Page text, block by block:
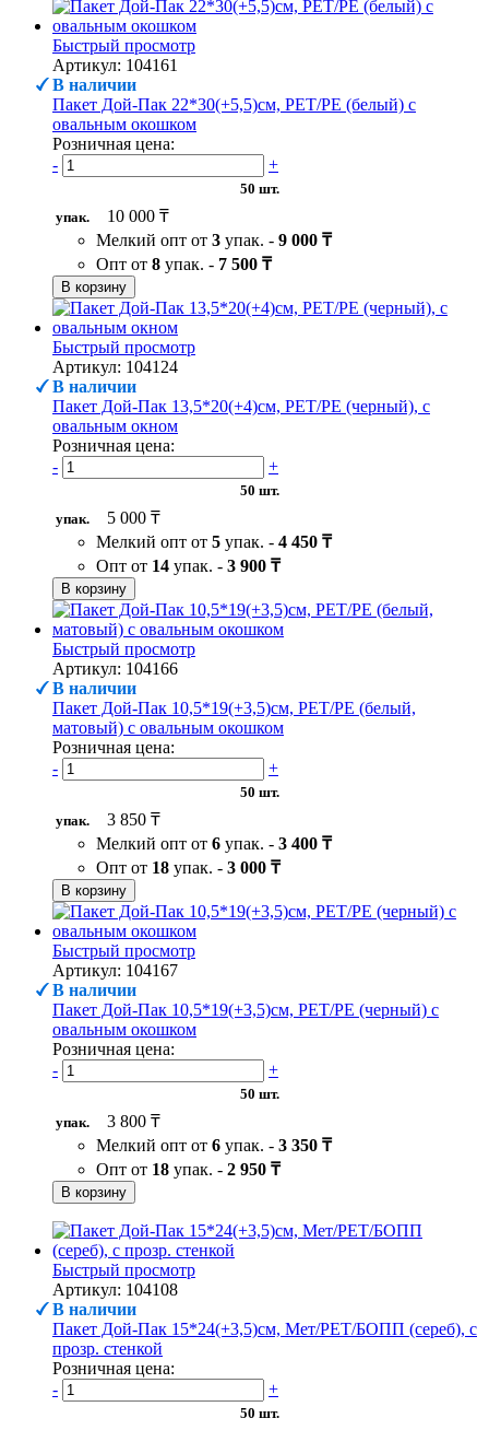
Быстрый просмотр
Артикул: 104161
В наличии
Пакет Дой-Пак 22*30(+5,5)см, PET/PE (белый) с
овальным окошком
Розничная цена:
-
+
50 шт.
упак.
10 000 ₸
Мелкий опт от 3 упак. - 9 000 ₸
Опт от 8 упак. - 7 500 ₸
В корзину
Быстрый просмотр
Артикул: 104124
В наличии
Пакет Дой-Пак 13,5*20(+4)см, PET/PE (черный), с
овальным окном
Розничная цена:
-
+
50 шт.
упак.
5 000 ₸
Мелкий опт от 5 упак. - 4 450 ₸
Опт от 14 упак. - 3 900 ₸
В корзину
Быстрый просмотр
Артикул: 104166
В наличии
Пакет Дой-Пак 10,5*19(+3,5)см, PET/PE (белый,
матовый) с овальным окошком
Розничная цена:
-
+
50 шт.
упак.
3 850 ₸
Мелкий опт от 6 упак. - 3 400 ₸
Опт от 18 упак. - 3 000 ₸
В корзину
Быстрый просмотр
Артикул: 104167
В наличии
Пакет Дой-Пак 10,5*19(+3,5)см, PET/PE (черный) с
овальным окошком
Розничная цена:
-
+
50 шт.
упак.
3 800 ₸
Мелкий опт от 6 упак. - 3 350 ₸
Опт от 18 упак. - 2 950 ₸
В корзину
Быстрый просмотр
Артикул: 104108
В наличии
Пакет Дой-Пак 15*24(+3,5)см, Мет/PET/БОПП (сереб), с
прозр. стенкой
Розничная цена:
-
+
50 шт.